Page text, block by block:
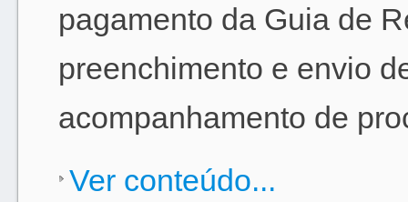
pagamento da Guia de
preenchimento e envio
acompanhamento de
Ver conteúdo...